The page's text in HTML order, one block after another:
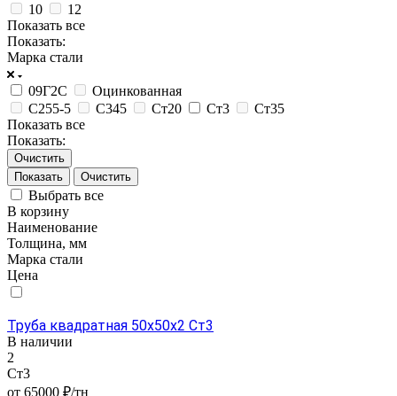
10
12
Показать все
Показать:
Марка стали
09Г2С
Оцинкованная
С255-5
С345 Ст20 Ст3
Ст35
Показать все
Показать:
Очистить
Очистить
Выбрать все
В корзину
Наименование
Толщина, мм
Марка стали
Цена
Труба квадратная 50х50х2 Ст3
В наличии
2
Ст3
от 65000 ₽/тн